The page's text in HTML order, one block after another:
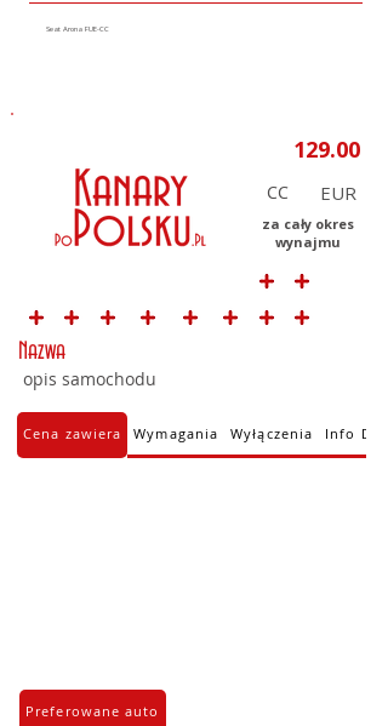
CC
za cały okres
wynajmu
Nazwa
opis samochodu
Cena zawiera Wymagania Wyłączenia Info
Preferowane auto